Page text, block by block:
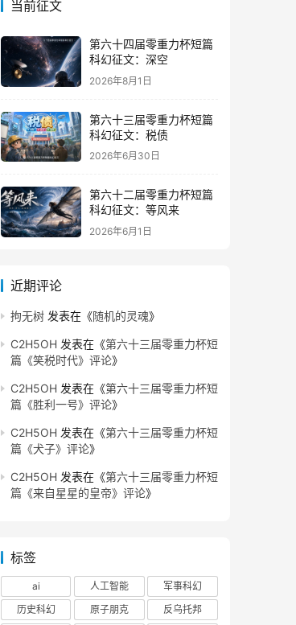
当前征文
第六十四届零重力杯短篇
科幻征文：深空
2026年8月1日
第六十三届零重力杯短篇
科幻征文：税债
2026年6月30日
第六十二届零重力杯短篇
科幻征文：等风来
2026年6月1日
近期评论
拘无树 发表在《随机的灵魂》
C2H5OH 发表在《第六十三届零重力杯短
篇《笑税时代》评论》
C2H5OH 发表在《第六十三届零重力杯短
篇《胜利一号》评论》
C2H5OH 发表在《第六十三届零重力杯短
篇《犬子》评论》
C2H5OH 发表在《第六十三届零重力杯短
篇《来自星星的皇帝》评论》
标签
ai 人工智能
军事科幻
历史科幻
原子朋克
反乌托邦